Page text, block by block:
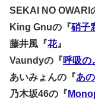
SEKAI NO OWARI
King Gnuの『硝子
藤井風『花』
Vaundyの『呼吸の
あいみょんの『あ
乃木坂46の『